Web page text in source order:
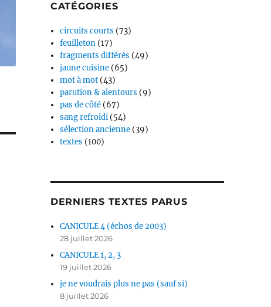
CATÉGORIES
circuits courts (73)
feuilleton (17)
fragments différés (49)
jaune cuisine (65)
mot à mot (43)
parution & alentours (9)
pas de côté (67)
sang refroidi (54)
sélection ancienne (39)
textes (100)
DERNIERS TEXTES PARUS
CANICULE 4 (échos de 2003)
28 juillet 2026
CANICULE 1, 2, 3
19 juillet 2026
je ne voudrais plus ne pas (sauf si)
8 juillet 2026